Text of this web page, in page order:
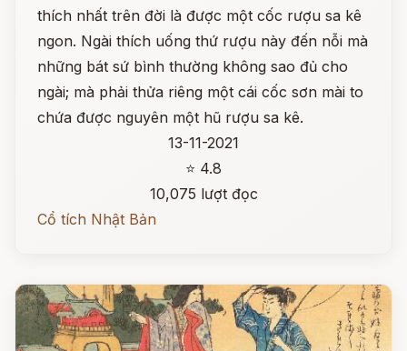
thích nhất trên đời là được một cốc rượu sa kê
ngon. Ngài thích uống thứ rượu này đến nỗi mà
những bát sứ bình thường không sao đủ cho
ngài; mà phải thửa riêng một cái cốc sơn mài to
chứa được nguyên một hũ rượu sa kê.
13-11-2021
⭐ 4.8
10,075 lượt đọc
Cổ tích Nhật Bản